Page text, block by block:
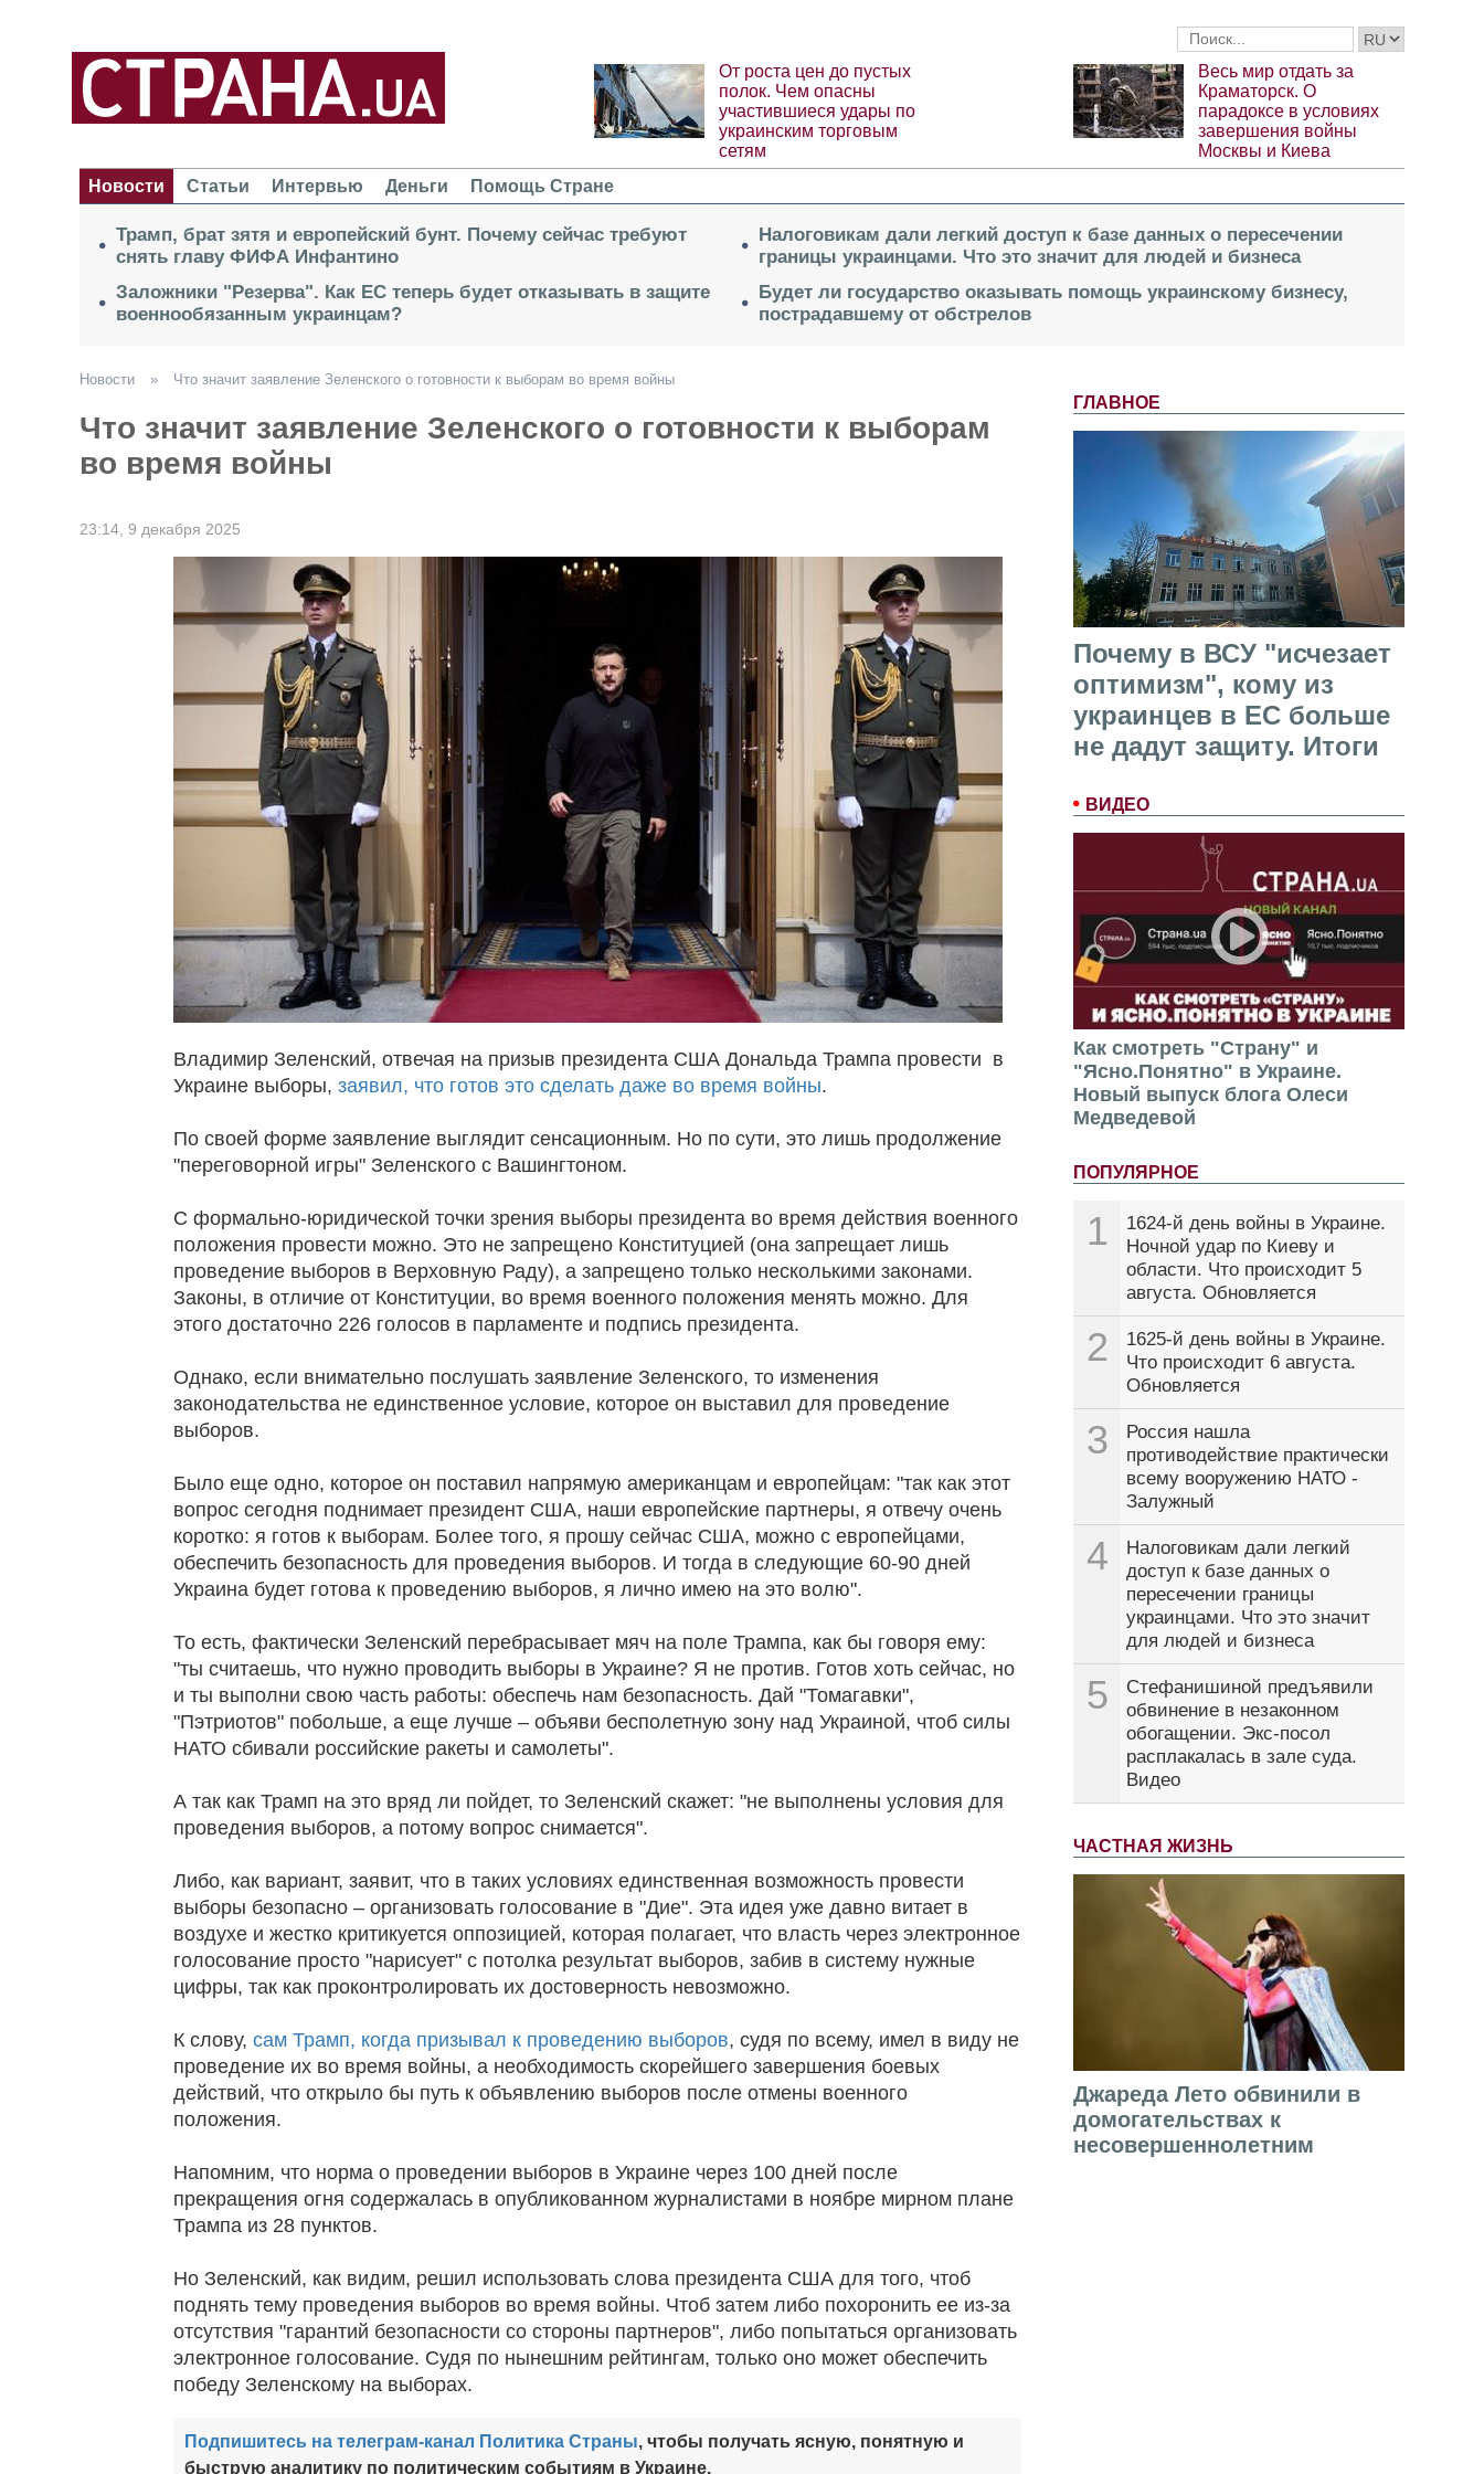
От роста цен до пустых
полок. Чем опасны
участившиеся удары по
украинским торговым
сетям
Весь мир отдать за
Краматорск. О
парадоксе в условиях
завершения войны
Москвы и Киева
Новости
Статьи Интервью Деньги Помощь Стране
Трамп, брат зятя и европейский бунт. Почему сейчас требуют
снять главу ФИФА Инфантино
Заложники "Резерва". Как ЕС теперь будет отказывать в защите
военнообязанным украинцам?
Налоговикам дали легкий доступ к базе данных о пересечении
границы украинцами. Что это значит для людей и бизнеса
Будет ли государство оказывать помощь украинскому бизнесу,
пострадавшему от обстрелов
ГЛАВНОЕ
Почему в ВСУ "исчезает
оптимизм", кому из
украинцев в ЕС больше
не дадут защиту. Итоги
ВИДЕО
Как смотреть "Страну" и
"Ясно.Понятно" в Украине.
Новый выпуск блога Олеси
Медведевой
ПОПУЛЯРНОЕ
1
1624-й день войны в Украине.
Ночной удар по Киеву и
области. Что происходит 5
августа. Обновляется
2
1625-й день войны в Украине.
Что происходит 6 августа.
Обновляется
3
Россия нашла
противодействие практически
всему вооружению НАТО -
Залужный
4
Налоговикам дали легкий
доступ к базе данных о
пересечении границы
украинцами. Что это значит
для людей и бизнеса
5
Стефанишиной предъявили
обвинение в незаконном
обогащении. Экс-посол
расплакалась в зале суда.
Видео
ЧАСТНАЯ ЖИЗНЬ
Джареда Лето обвинили в
домогательствах к
несовершеннолетним
Новости » Что значит заявление Зеленского о готовности к выборам во время войны
Что значит заявление Зеленского о готовности к выборам
во время войны
23:14, 9 декабря 2025
Владимир Зеленский, отвечая на призыв президента США Дональда Трампа провести в
Украине выборы,заявил, что готов это сделать даже во время войны.
По своей форме заявление выглядит сенсационным. Но по сути, это лишь продолжение
"переговорной игры" Зеленского с Вашингтоном.
С формально-юридической точки зрения выборы президента во время действия военного
положения провести можно. Это не запрещено Конституцией (она запрещает лишь
проведение выборов в Верховную Раду), а запрещено только несколькими законами.
Законы, в отличие от Конституции, во время военного положения менять можно. Для
этого достаточно 226 голосов в парламенте и подпись президента.
Однако, если внимательно послушать заявление Зеленского, то изменения
законодательства не единственное условие, которое он выставил для проведение
выборов.
Было еще одно, которое он поставил напрямую американцам и европейцам: "так как этот
вопрос сегодня поднимает президент США, наши европейские партнеры, я отвечу очень
коротко: я готов к выборам. Более того, я прошу сейчас США, можно с европейцами,
обеспечить безопасность для проведения выборов. И тогда в следующие 60-90 дней
Украина будет готова к проведению выборов, я лично имею на это волю".
То есть, фактически Зеленский перебрасывает мяч на поле Трампа, как бы говоря ему:
"ты считаешь, что нужно проводить выборы в Украине? Я не против. Готов хоть сейчас, но
и ты выполни свою часть работы: обеспечь нам безопасность. Дай "Томагавки",
"Пэтриотов" побольше, а еще лучше – объяви бесполетную зону над Украиной, чтоб силы
НАТО сбивали российские ракеты и самолеты".
А так как Трамп на это вряд ли пойдет, то Зеленский скажет: "не выполнены условия для
проведения выборов, а потому вопрос снимается".
Либо, как вариант, заявит, что в таких условиях единственная возможность провести
выборы безопасно – организовать голосование в "Дие". Эта идея уже давно витает в
воздухе и жестко критикуется оппозицией, которая полагает, что власть через электронное
голосование просто "нарисует" с потолка результат выборов, забив в систему нужные
цифры, так как проконтролировать их достоверность невозможно.
К слову,сам Трамп, когда призывал к проведению выборов, судя по всему, имел в виду не
проведение их во время войны, а необходимость скорейшего завершения боевых
действий, что открыло бы путь к объявлению выборов после отмены военного
положения.
Напомним, что норма о проведении выборов в Украине через 100 дней после
прекращения огня содержалась в опубликованном журналистами в ноябре мирном плане
Трампа из 28 пунктов.
Но Зеленский, как видим, решил использовать слова президента США для того, чтоб
поднять тему проведения выборов во время войны. Чтоб затем либо похоронить ее из-за
отсутствия "гарантий безопасности со стороны партнеров", либо попытаться организовать
электронное голосование. Судя по нынешним рейтингам, только оно может обеспечить
победу Зеленскому на выборах.
Подпишитесь на телеграм-канал Политика Страны, чтобы получать ясную, понятную и
быструю аналитику по политическим событиям в Украине.